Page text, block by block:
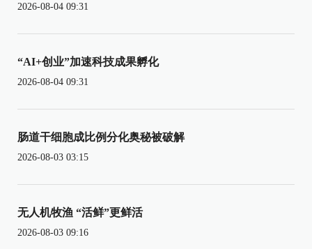
2026-08-04 09:31
“AI+创业”加速科技成果孵化
2026-08-04 09:31
肠道干细胞成比例分化奥秘被破解
2026-08-03 03:15
无人机牧渔 “活鲜”更鲜活
2026-08-03 09:16